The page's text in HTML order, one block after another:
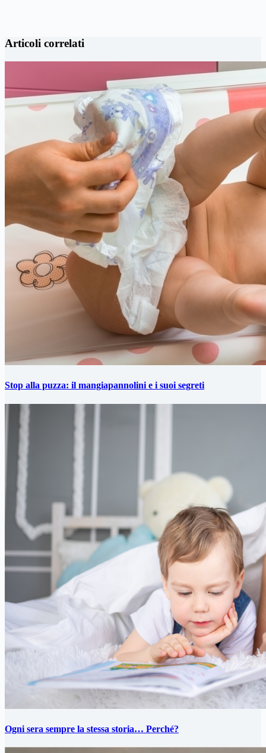
Articoli correlati
Stop alla puzza: il mangiapannolini e i suoi segreti
Ogni sera sempre la stessa storia… Perché?